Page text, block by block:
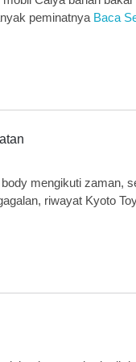
peminatnya Baca
mengikuti zaman,
riwayat Kyoto